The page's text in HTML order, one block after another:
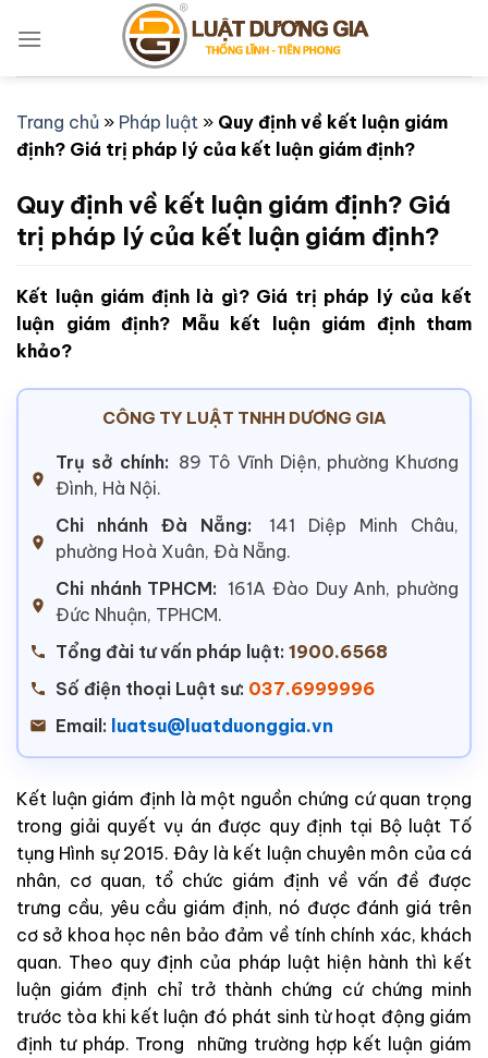
qua
Trang chủ » Pháp luật » Quy định về kết luận giám
định? Giá trị pháp lý của kết luận giám định?
Quy định về kết luận giám định? Giá
trị pháp lý của kết luận giám định?
Kết luận giám định là gì? Giá trị pháp lý của kết
luận giám định? Mẫu kết luận giám định tham
khảo?
CÔNG TY LUẬT TNHH DƯƠNG GIA
Trụ sở chính: 89 Tô Vĩnh Diện, phường Khương
Đình, Hà Nội.
Chi nhánh Đà Nẵng:
141 Diệp Minh Châu,
phường Hoà Xuân, Đà Nẵng.
Chi nhánh TPHCM: 161A Đào Duy Anh, phường
Đức Nhuận, TPHCM.
Tổng đài tư vấn pháp luật: 1900.6568
Số điện thoại Luật sư: 037.6999996
Email: luatsu@luatduonggia.vn
Kết luận giám định là một nguồn chứng cứ quan trọng
trong giải quyết vụ án được quy định tại Bộ luật Tố
tụng Hình sự 2015. Đây là kết luận chuyên môn của cá
nhân, cơ quan, tổ chức giám định về vấn đề được
trưng cầu, yêu cầu giám định, nó được đánh giá trên
cơ sở khoa học nên bảo đảm về tính chính xác, khách
quan. Theo quy định của pháp luật hiện hành thì kết
luận giám định chỉ trở thành chứng cứ chứng minh
trước tòa khi kết luận đó phát sinh từ hoạt động giám
định tư pháp. Trong những trường hợp kết luận giám